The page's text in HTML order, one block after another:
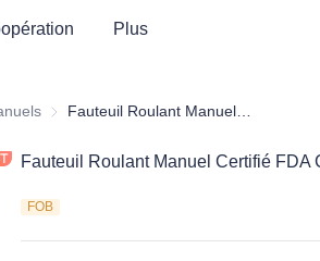
Plus
pour la santé médicale
Fauteuils roulants manuels
Fauteuil Roulant Manuel Certifié FDA
FOB